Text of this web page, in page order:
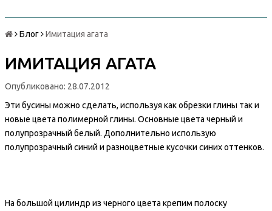
Блог Имитация агата
ИМИТАЦИЯ АГАТА
Опубликовано: 28.07.2012
Эти бусины можно сделать, используя как обрезки глины так и
новые цвета полимерной глины. Основные цвета черный и
полупрозрачный белый. Дополнительно использую
полупрозрачный синий и разноцветные кусочки синих оттенков.
На большой цилиндр из черного цвета крепим полоску